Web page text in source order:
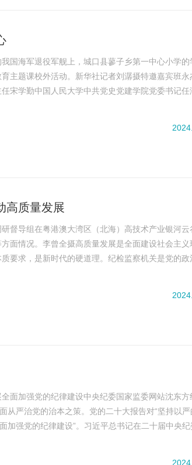
国海军退役军舰上，城口县蓼子乡第一中心小学的
主题课校外活动。新华社记者刘潺摄特邀嘉宾班永
宋学勤中国人民大学中共党史党建学院党委书记任
高质量发展
督导组在粤港澳大湾区（北海）高技术产业银河云
面情况。李曾全摄高质量发展是全面建设社会主义
要求，是新时代的硬道理。纪检监察机关是党的政
面加强党的纪律建设中央纪委国家监委网站沈东方
从严治党的治本之策。党的二十大报告对“坚持以严
加强党的纪律建设”。习近平总书记在二十届中央纪